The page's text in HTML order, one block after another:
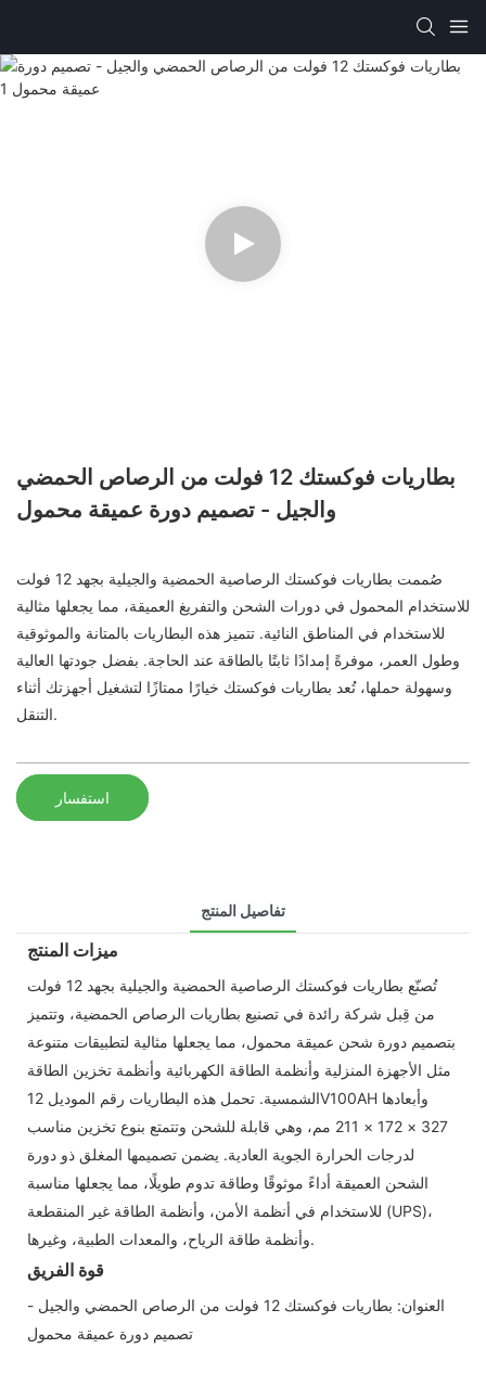
بطاريات فوكستك 12 فولت من الرصاص الحمضي
والجيل - تصميم دورة عميقة محمول
صُممت بطاريات فوكستك الرصاصية الحمضية والجيلية بجهد 12 فولت
للاستخدام المحمول في دورات الشحن والتفريغ العميقة، مما يجعلها مثالية
للاستخدام في المناطق النائية. تتميز هذه البطاريات بالمتانة والموثوقية
وطول العمر، موفرةً إمدادًا ثابتًا بالطاقة عند الحاجة. بفضل جودتها العالية
وسهولة حملها، تُعد بطاريات فوكستك خيارًا ممتازًا لتشغيل أجهزتك أثناء
التنقل.
استفسار
تفاصيل المنتج
ميزات المنتج
تُصنّع بطاريات فوكستك الرصاصية الحمضية والجيلية بجهد 12 فولت
من قِبل شركة رائدة في تصنيع بطاريات الرصاص الحمضية، وتتميز
بتصميم دورة شحن عميقة محمول، مما يجعلها مثالية لتطبيقات متنوعة
مثل الأجهزة المنزلية وأنظمة الطاقة الكهربائية وأنظمة تخزين الطاقة
الشمسية. تحمل هذه البطاريات رقم الموديل 12V100AH ​​وأبعادها
327 × 172 × 211 مم، وهي قابلة للشحن وتتمتع بنوع تخزين مناسب
لدرجات الحرارة الجوية العادية. يضمن تصميمها المغلق ذو دورة
الشحن العميقة أداءً موثوقًا وطاقة تدوم طويلًا، مما يجعلها مناسبة
للاستخدام في أنظمة الأمن، وأنظمة الطاقة غير المنقطعة (UPS)،
وأنظمة طاقة الرياح، والمعدات الطبية، وغيرها.
قوة الفريق
العنوان: بطاريات فوكستك 12 فولت من الرصاص الحمضي والجيل -
تصميم دورة عميقة محمول